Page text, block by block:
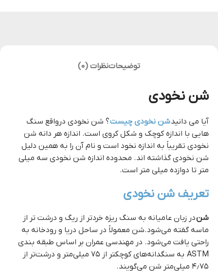
توضیحاتنظرات (0)
شن نخودی
آیا می دانیدشن نخودی چیست؟ شن نخودی درواقع سنگ
هایی با اندازه کوچک و شکل کروی است. اندازه هر دانه شن
نخودی تقریباً به اندازه نخود است و نام آن را به همین دلیل
شن نخودی گذاشته اند. محدوده اندازه شن نخودی سه میلی
متر تا دوازده میلی متر است.
تعریف شن نخودی
شندر زبان عامیانه به سنگ ریزه خردتر از ریگ و درشت تر از
ماسه گفته می‌شود.شن معمولاً در ساحل دریا و رودخانه به
راحتی یافت می‌شود. در مهندسی عمران بر اساس طبقه بندی
ASTM به سنگدانه‌های کوچکتر از ۷۵ میلی‌متر و درشت‌تر از
۴٫۷۵ میلی‌متر شن می‌گویند.